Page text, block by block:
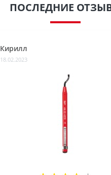
ПОСЛЕДНИЕ
Кирилл
18.02.2023